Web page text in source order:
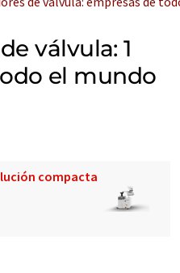
válvula: 1
el mundo
compacta